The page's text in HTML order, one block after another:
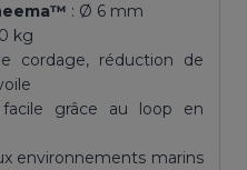
: Ø 6 mm
kg
cordage, réduction de
grâce au loop en
environnements marins